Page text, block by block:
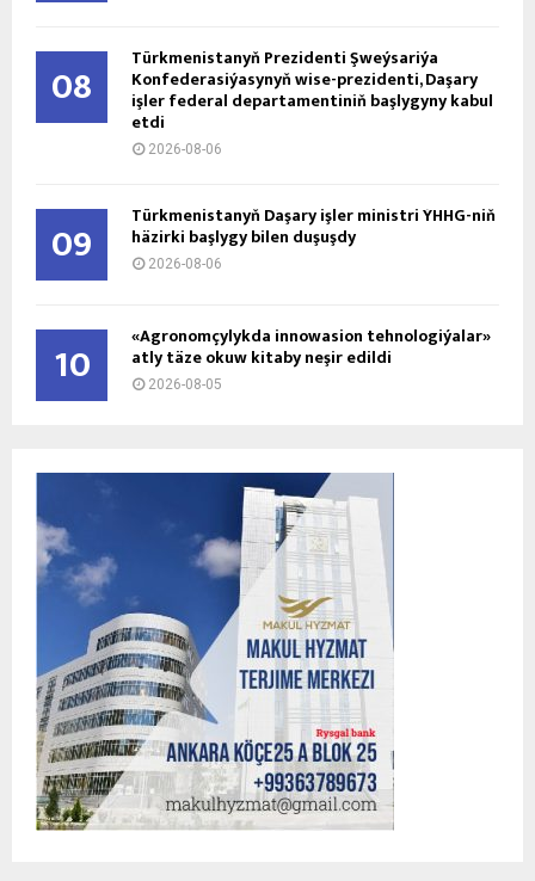
08 Türkmenistanyň Prezidenti Şweýsariýa
Konfederasiýasynyň wise-prezidenti, Daşary
işler federal departamentiniň başlygyny kabul
etdi
2026-08-06
09 Türkmenistanyň Daşary işler ministri ÝHHG-niň
häzirki başlygy bilen duşuşdy
2026-08-06
10 «Agronomçylykda innowasion tehnologiýalar»
atly täze okuw kitaby neşir edildi
2026-08-05